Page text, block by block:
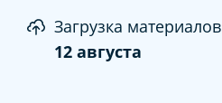
Загрузка
12 августа